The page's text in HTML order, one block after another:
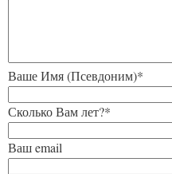
Ваше Имя (Псевдоним)*
Сколько Вам лет?*
Ваш email